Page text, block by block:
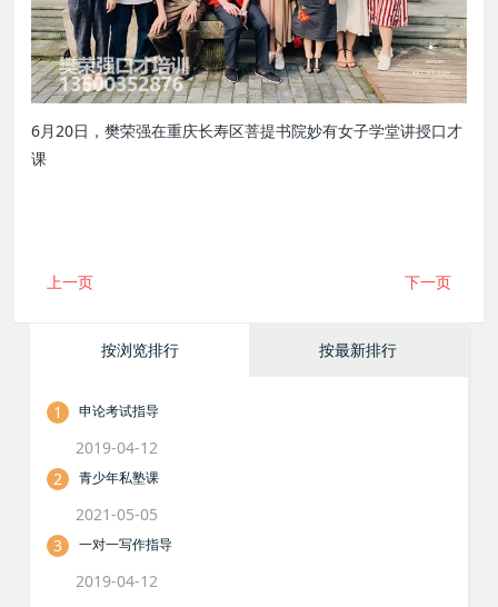
6月20日，樊荣强在重庆长寿区菩提书院妙有女子学堂讲授口才
课
上一页 下一页
按浏览排行 按最新排行
1 申论考试指导
2019-04-12
2
青少年私塾课
2021-05-05
3
一对一写作指导
2019-04-12